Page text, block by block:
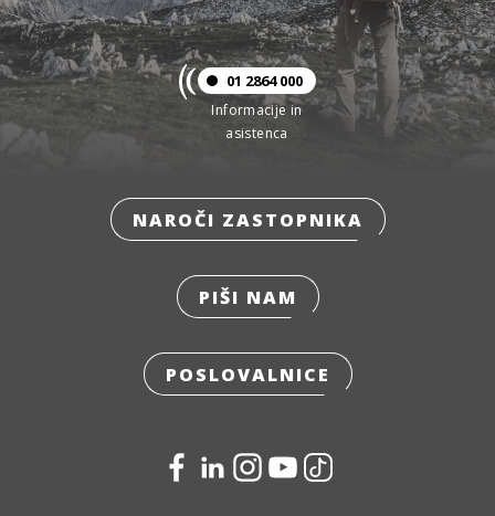
01 2864 000
Informacije in
asistenca
NAROČI ZASTOPNIKA
PIŠI NAM
POSLOVALNICE